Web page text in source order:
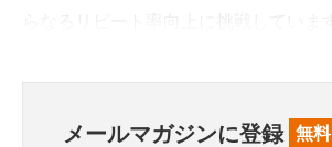
メールマガジンに登録 無料